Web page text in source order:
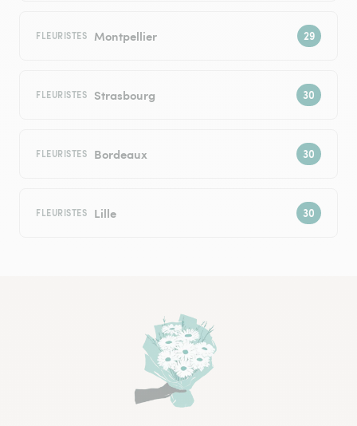
FLEURISTES Montpellier
FLEURISTES Strasbourg
FLEURISTES Bordeaux
FLEURISTES Lille